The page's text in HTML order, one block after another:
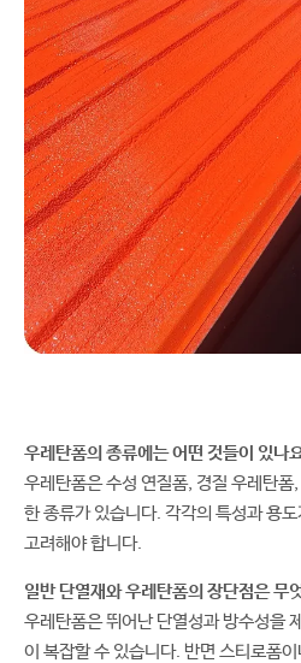
우레탄폼의 종류에는 어떤 것들이 있나
우레탄폼은 수성 연질폼, 경질 우레탄
한 종류가 있습니다. 각각의 특성과 용
고려해야 합니다.
일반 단열재와 우레탄폼의 장단점은 무
우레탄폼은 뛰어난 단열성과 방수성을
이 복잡할 수 있습니다. 반면 스티로폼